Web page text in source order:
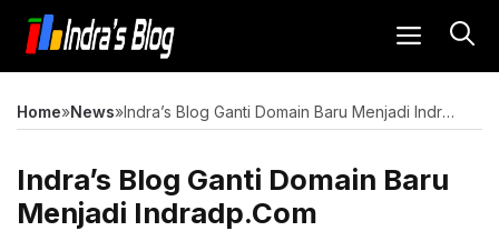
Langsung
isi
MENU
Home»News» Indra’s Blog Ganti Domain Baru Menjadi Indradp.Com
Indra’s Blog Ganti Domain Baru
Menjadi Indradp.Com